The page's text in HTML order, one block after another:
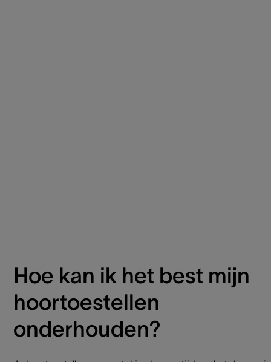
Hoe kan ik het best mijn
hoortoestellen
onderhouden?